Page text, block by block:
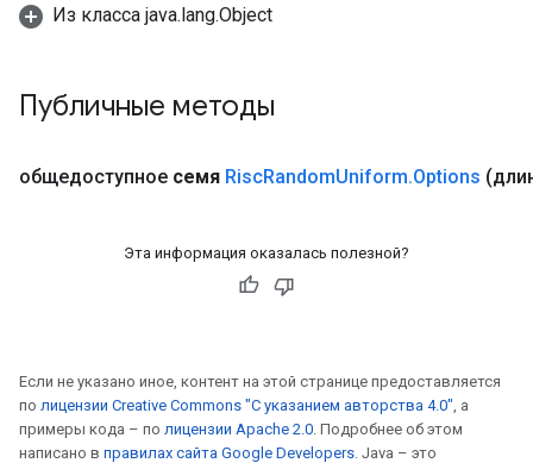
Из класса java.lang.Object
Публичные методы
общедоступное семя RiscRandomUniform.Options
Эта информация оказалась полезной?
Если не указано иное, контент на этой странице предоставляется
по лицензии Creative Commons "С указанием авторства 4.0", а
примеры кода – по лицензии Apache 2.0. Подробнее об этом
написано в правилах сайта Google Developers. Java – это